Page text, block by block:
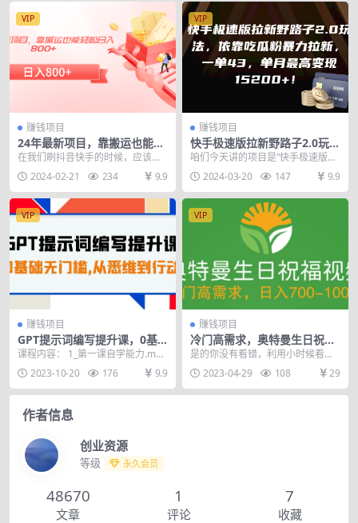
VIP
赚钱项目
24年最新项目，靠搬运也能轻
松日入800+
在我们刷抖音快手的时候，应该刷
到过在白板写一些字，然后拿个笔
在那里画画，配个音讲...
2024-02-21 234 9.9
VIP
赚钱项目
快手极速版拉新野路子2.0玩
法，依靠吃瓜粉暴力拉新，一
单43，单月最高变…
咱们今天讲的项目是”快手极速版拉
新野路子2.0玩法，依靠吃瓜粉暴力
拉新，一单43...
2024-03-20 147 9.9
VIP
赚钱项目
GPT提示词编写提升课，0基
础无门槛，从悉维到行动，30
课程内容： 1_第一课自学能力.mp4
2_第二课表达能力.mp4 3_第三课
逻...2023-10-20 176 9.9
VIP
赚钱项目
冷门高需求，奥特曼生日祝福
视频，零基础制作全套教程，
是的你没有看错，利用小时候看的
奥特曼也能赚到？确定以及肯定，
不得不说就像前段时候...
2023-04-29 108 29
作者信息
创业资源
等级 永久会员
48670
文章
1
评论
7
收藏